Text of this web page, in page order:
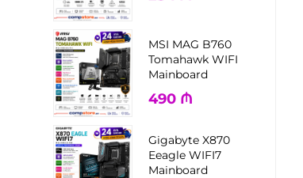
MSI MAG B760
Tomahawk WIFI
Mainboard
490 ₼
Gigabyte X870
Eeagle WIFI7
Mainboard